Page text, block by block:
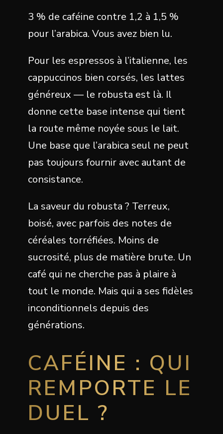
3 % de caféine contre 1,2 à 1,5 %
pour l’arabica. Vous avez bien lu.
Pour les espressos à l’italienne, les
cappuccinos bien corsés, les lattes
généreux — le robusta est là. Il
donne cette base intense qui tient
la route même noyée sous le lait.
Une base que l’arabica seul ne peut
pas toujours fournir avec autant de
consistance.
La saveur du robusta ? Terreux,
boisé, avec parfois des notes de
céréales torréfiées. Moins de
sucrosité, plus de matière brute. Un
café qui ne cherche pas à plaire à
tout le monde. Mais qui a ses fidèles
inconditionnels depuis des
générations.
CAFÉINE : QUI
REMPORTE LE
DUEL ?